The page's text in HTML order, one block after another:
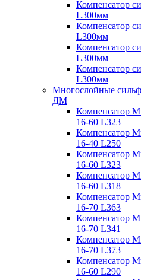
Компенсатор
L300мм
Компенсатор
L300мм
Компенсатор
L300мм
Компенсатор
L300мм
Многослойные
ДМ
Компенсатор
16-60 L323
Компенсатор
16-40 L250
Компенсатор
16-60 L323
Компенсатор
16-60 L318
Компенсатор
16-70 L363
Компенсатор
16-70 L341
Компенсатор
16-70 L373
Компенсатор
16-60 L290